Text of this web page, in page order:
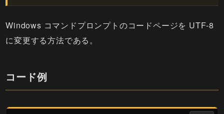
Windows コマンドプロンプトのコードページを UTF-8
に変更する方法である。
コード例